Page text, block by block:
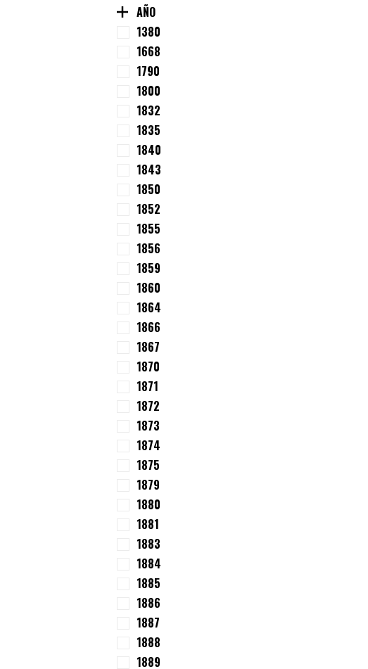
AÑO
1380
1668
1790
1800
1832
1835
1840
1843
1850
1852
1855
1856
1859
1860
1864
1866
1867
1870
1871
1872
1873
1874
1875
1879
1880
1881
1883
1884
1885
1886
1887
1888
1889